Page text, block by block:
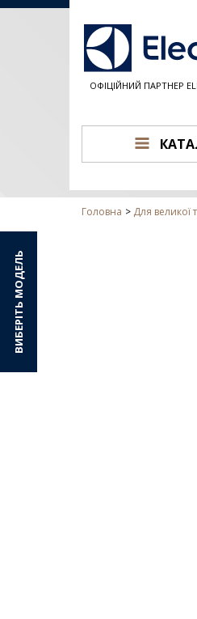
ОФІЦІЙНИЙ ПАРТНЕР
Головна Для великої
ВИБЕРІТЬ МОДЕЛЬ